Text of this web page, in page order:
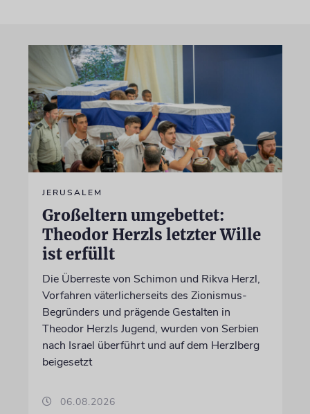
JERUSALEM
Großeltern umgebettet:
Theodor Herzls letzter Wille
ist erfüllt
Die Überreste von Schimon und Rikva Herzl,
Vorfahren väterlicherseits des Zionismus-
Begründers und prägende Gestalten in
Theodor Herzls Jugend, wurden von Serbien
nach Israel überführt und auf dem Herzlberg
beigesetzt
06.08.2026